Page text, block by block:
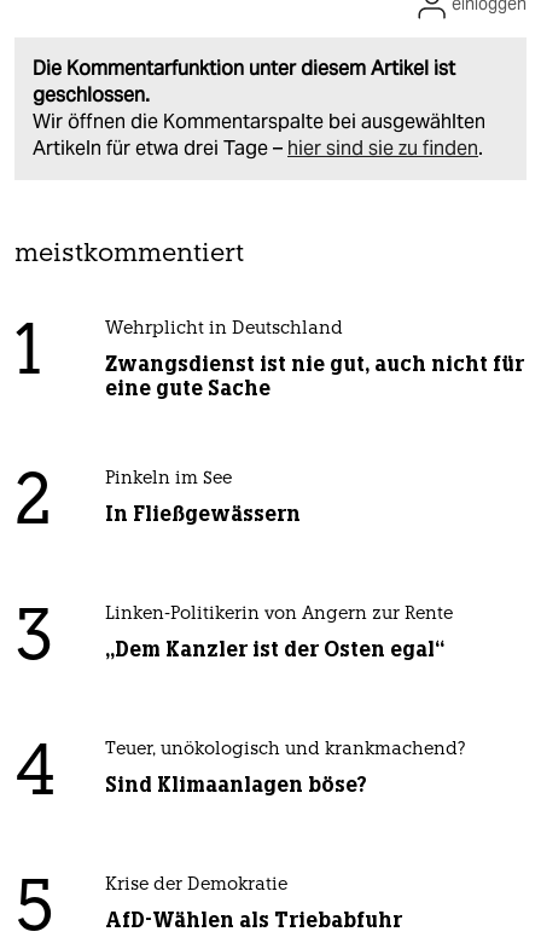
Die Kommentarfunktion unter diesem Artikel ist
geschlossen.
Wir öffnen die Kommentarspalte bei ausgewählten
Artikeln für etwa drei Tage – hier sind sie zu finden.
meistkommentiert
1 Wehrplicht in Deutschland
Zwangsdienst ist nie gut, auch nicht für
eine gute Sache
2 Pinkeln im See
In Fließgewässern
3 Linken-Politikerin von Angern zur Rente
„Dem Kanzler ist der Osten egal“
4 Teuer, unökologisch und krankmachend?
Sind Klimaanlagen böse?
5 Krise der Demokratie
AfD-Wählen als Triebabfuhr